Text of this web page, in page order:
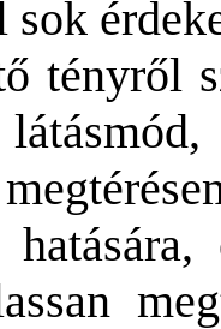
tényről